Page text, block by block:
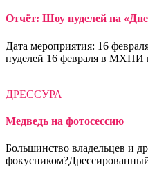
Отчёт: Шоу пуделей на
Дата мероприятия: 16
пуделей 16 февраля в МХПИ
ДРЕССУРА
Медведь на фотосессию
Большинство владельцев и